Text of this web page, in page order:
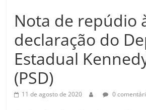
S
E
Nota de repúdio
declaração do
Estadual
(PSD)
11 de agosto de 2020 0